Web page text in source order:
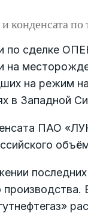
конденсата
по сделке
на режим
в Западной
ПАО